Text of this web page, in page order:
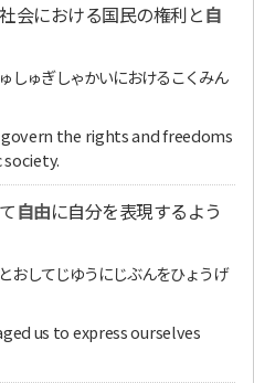
会における国民の権利と自
しゅぎしゃかいにおけるこくみん
the rights and freedoms
自由に自分を表現するよう
おしてじゆうにじぶんをひょうげ
us to express ourselves